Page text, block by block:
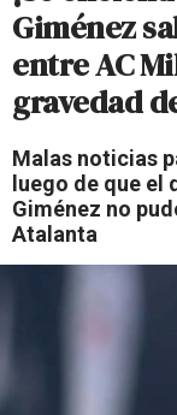
Giménez
entre AC
gravedad
Malas noticias
luego de que
Giménez no
Atalanta